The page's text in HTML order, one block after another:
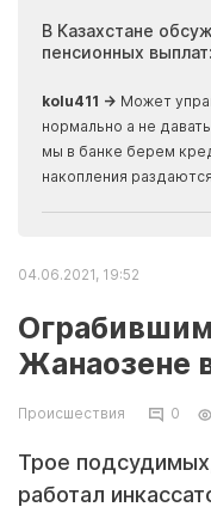
В Казахстане
пенсионных
kolu411 → Может
нормально а не
мы в банке берем
накопления
04.06.2021, 19:52
Жанаозене
Происшествия 0
Трое
работал